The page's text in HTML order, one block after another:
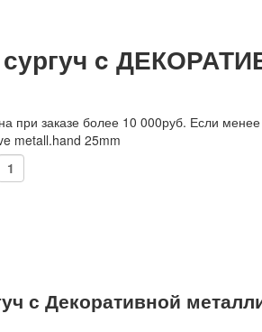
c
при заказе более 10 000руб. Если
metall.hand 25mm
с Декоративной